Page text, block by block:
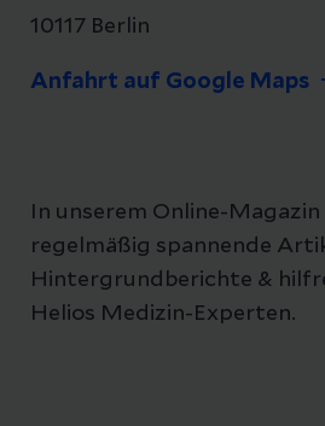
10117 Berlin
Anfahrt auf Google Maps
In unserem Online-Magazin
regelmäßig spannende
Hintergrundberichte &
Helios Medizin-Experten.